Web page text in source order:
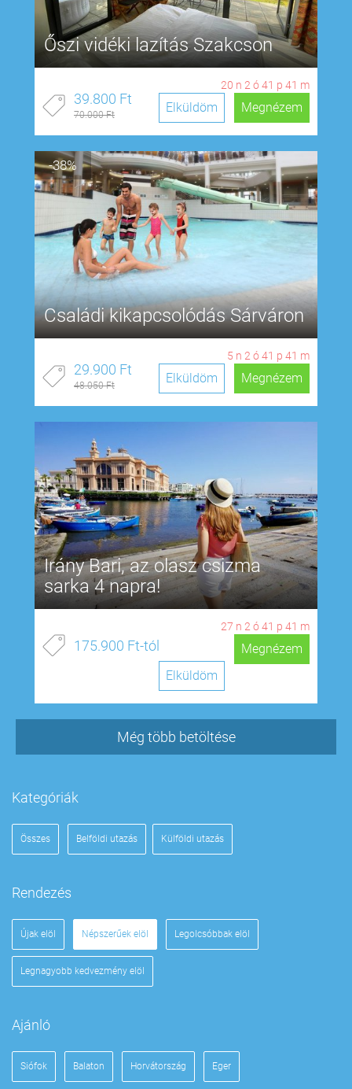
Őszi vidéki lazítás Szakcson
20 n 2 ó41 p 40 m
39.800 Ft
70.000 Ft Megnézem
Elküldöm
-38%
Családi kikapcsolódás Sárváron
5 n 2 ó41 p 40 m
29.900 Ft
48.050 Ft Megnézem
Elküldöm
Irány Bari, az olasz csizma
sarka 4 napra!
27 n 2 ó41 p 40 m
175.900 Ft-tól
Megnézem
Elküldöm
Még több betöltése
Kategóriák
Összes Belföldi utazás Külföldi utazás
Rendezés
Újak elöl Népszerűek elöl Legolcsóbbak elöl
Legnagyobb kedvezmény elöl
Ajánló
Siófok Balaton Horvátország Eger